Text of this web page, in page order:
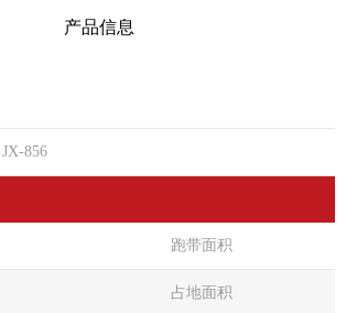
产品信息
JX-856
跑带面积
占地面积